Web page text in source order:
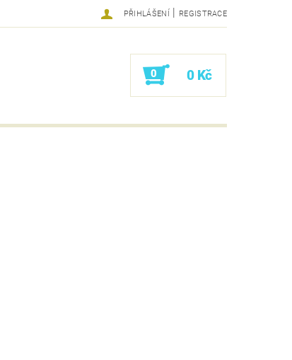
PŘIHLÁŠENÍ | REGISTRACE
0 0 Kč